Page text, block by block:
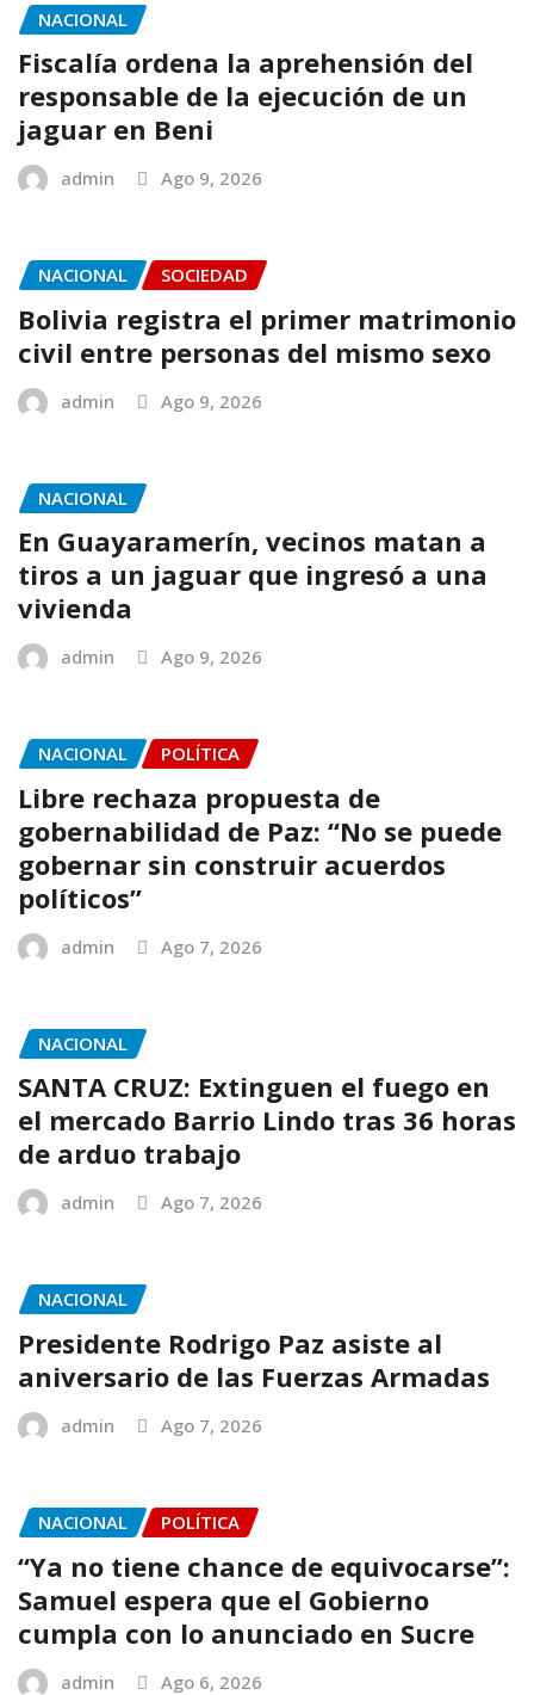
NACIONAL
Fiscalía ordena la aprehensión del
responsable de la ejecución de un
jaguar en Beni
admin Ago 9, 2026
NACIONAL SOCIEDAD
Bolivia registra el primer matrimonio
civil entre personas del mismo sexo
admin Ago 9, 2026
NACIONAL
En Guayaramerín, vecinos matan a
tiros a un jaguar que ingresó a una
vivienda
admin Ago 9, 2026
NACIONAL POLÍTICA
Libre rechaza propuesta de
gobernabilidad de Paz: “No se puede
gobernar sin construir acuerdos
políticos”
admin Ago 7, 2026
NACIONAL
SANTA CRUZ: Extinguen el fuego en
el mercado Barrio Lindo tras 36 horas
de arduo trabajo
admin Ago 7, 2026
NACIONAL
Presidente Rodrigo Paz asiste al
aniversario de las Fuerzas Armadas
admin Ago 7, 2026
NACIONAL POLÍTICA
“Ya no tiene chance de equivocarse”:
Samuel espera que el Gobierno
cumpla con lo anunciado en Sucre
admin Ago 6, 2026